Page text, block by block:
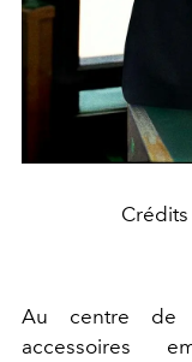
Au centre de
accessoires